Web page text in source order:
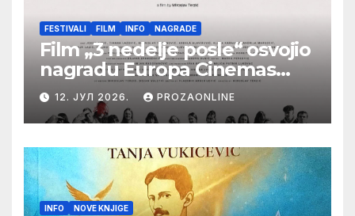
FESTIVALI FILM INFO NAGRADE
Film „3 nedelje posle“ osvojio
nagradu Europa Cinemas
Label na Filmskom festivalu
u Karlovim Varima
12. ЈУЛ 2026. PROZAONLINE
INFO NOVE KNJIGE